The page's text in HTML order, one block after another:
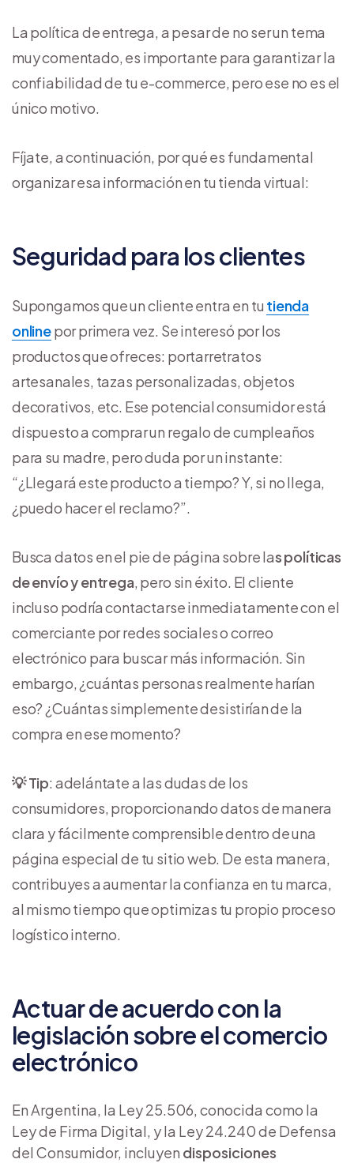
La política de entrega, a pesar de no ser un tema
muy comentado, es importante para garantizar la
confiabilidad de tu e-commerce, pero ese no es el
único motivo.
Fíjate, a continuación, por qué es fundamental
organizar esa información en tu tienda virtual:
Seguridad para los clientes
Supongamos que un cliente entra en tu tienda
onlinepor primera vez. Se interesó por los
productos que ofreces: portarretratos
artesanales, tazas personalizadas, objetos
decorativos, etc. Ese potencial consumidor está
dispuesto a comprar un regalo de cumpleaños
para su madre, pero duda por un instante:
“¿Llegará este producto a tiempo? Y, si no llega,
¿puedo hacer el reclamo?”.
Busca datos en el pie de página sobre las políticas
de envío y entrega, pero sin éxito. El cliente
incluso podría contactarse inmediatamente con el
comerciante por redes sociales o correo
electrónico para buscar más información. Sin
embargo, ¿cuántas personas realmente harían
eso? ¿Cuántas simplemente desistirían de la
compra en ese momento?
💡 Tip: adelántate a las dudas de los
consumidores, proporcionando datos de manera
clara y fácilmente comprensible dentro de una
página especial de tu sitio web. De esta manera,
contribuyes a aumentar la confianza en tu marca,
al mismo tiempo que optimizas tu propio proceso
logístico interno.
Actuar de acuerdo con la
legislación sobre el comercio
electrónico
En Argentina, la Ley 25.506, conocida como la
Ley de Firma Digital, y la Ley 24.240 de Defensa
del Consumidor, incluyen disposiciones